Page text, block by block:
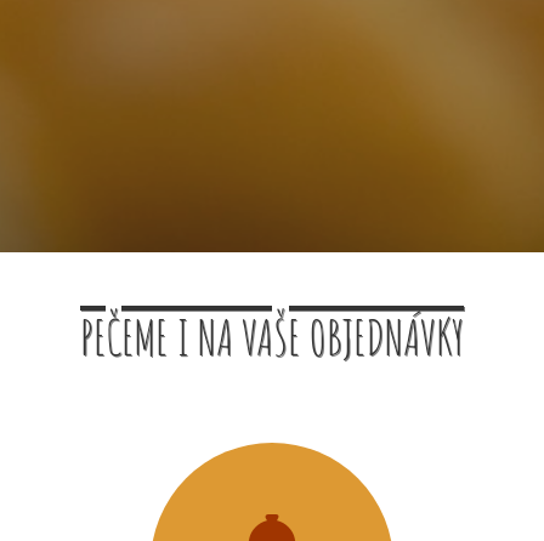
PEČEME I NA VAŠE OBJEDNÁVKY